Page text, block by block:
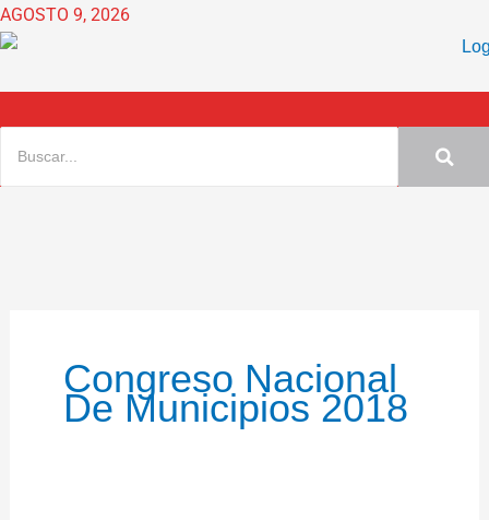
Ir
al
AGOSTO 9, 2026
Congreso Nacional
De Municipios 2018